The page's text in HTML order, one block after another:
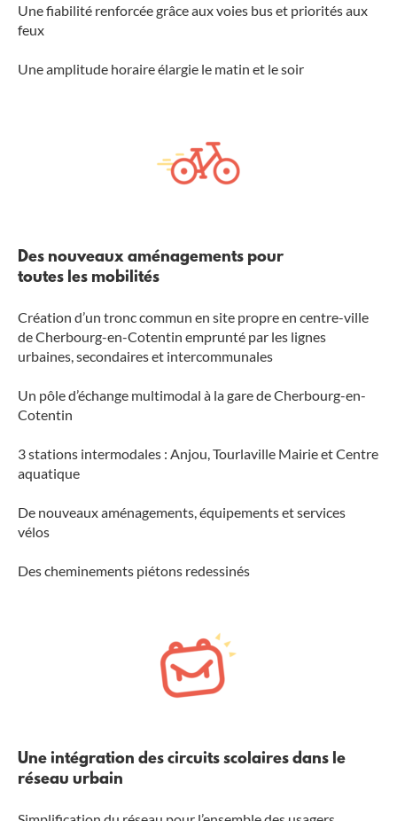
Une fiabilité renforcée grâce aux voies bus et priorités aux
feux
Une amplitude horaire élargie le matin et le soir
Des nouveaux aménagements pour
toutes les mobilités
Création d’un tronc commun en site propre en centre-ville
de Cherbourg-en-Cotentin emprunté par les lignes
urbaines, secondaires et intercommunales
Un pôle d’échange multimodal à la gare de Cherbourg-en-
Cotentin
3 stations intermodales : Anjou, Tourlaville Mairie et Centre
aquatique
De nouveaux aménagements, équipements et services
vélos
Des cheminements piétons redessinés
Une intégration des circuits scolaires dans le
réseau urbain